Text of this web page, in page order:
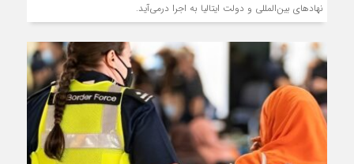
نهادهای بین‌المللی و دولت ایتالیا به اجرا درمی‌آید.